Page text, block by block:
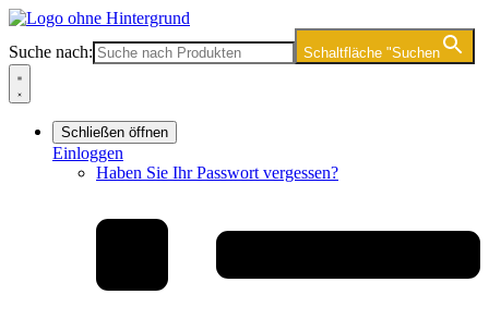
Zum
springen
Suche nach: Schaltfläche "Suchen
Schließen öffnen
Einloggen
Haben Sie Ihr Passwort vergessen?